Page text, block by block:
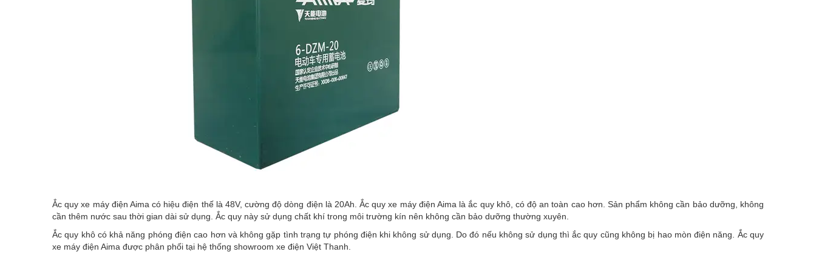
Ắc quy xe máy điện Aima có hiệu điện thế là 48V, cường độ dòng điện là 20Ah. Ắc quy xe máy điện Aima là ắc quy khô, có độ an toàn cao hơn. Sản phẩm không cần bảo dưỡng, không
cần thêm nước sau thời gian dài sử dụng. Ắc quy này sử dụng chất khí trong môi trường kín nên không cần bảo dưỡng thường xuyên.
Ắc quy khô có khả năng phóng điện cao hơn và không gặp tình trạng tự phóng điện khi không sử dụng. Do đó nếu không sử dụng thì ắc quy cũng không bị hao mòn điện năng. Ắc quy
xe máy điện Aima được phân phối tại hệ thống showroom xe điện Việt Thanh.